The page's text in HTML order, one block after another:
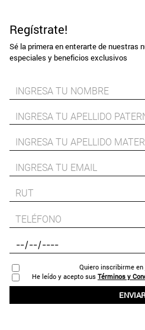
Regístrate!
Sé la primera en enterarte de nuestras
especiales y beneficios exclusivos
Quiero inscribirme en
He leído y acepto sus Términos y